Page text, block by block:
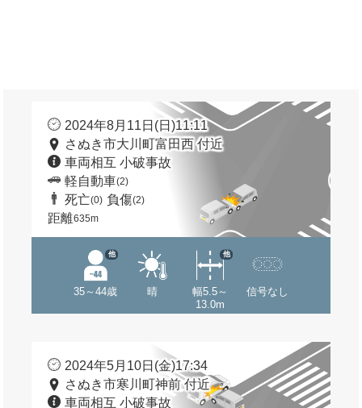
2024年8月11日(日)11:11
さぬき市大川町富田西 付近
車両相互 小破事故
軽自動車(2)
死亡(0) 負傷(2)
距離635m
35～44歳
他
晴
幅5.5～
13.0m
他
信号なし
2024年5月10日(金)17:34
さぬき市寒川町神前 付近
車両相互 小破事故